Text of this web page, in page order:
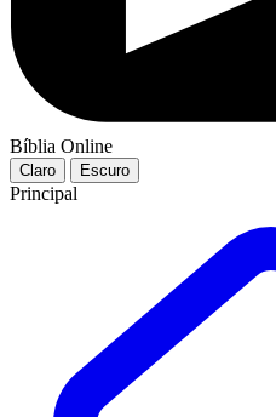
Bíblia Online
Claro Escuro
Principal